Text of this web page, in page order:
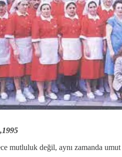
mutluluk değil, aynı zamanda